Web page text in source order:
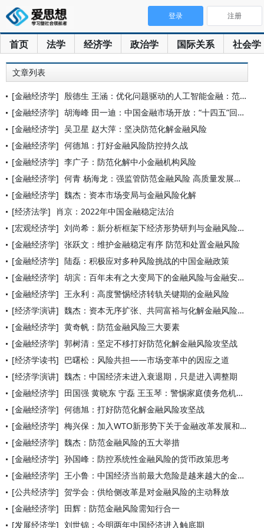
首页 法学 经济学 政治学 国际关系 社会学
登录 注册
文章列表
[金融经济学] 殷德生 王涵：优化问题驱动的人工智能金融：范式革命与技术重构
[金融经济学] 胡海峰 田一迪：中国金融市场开放：“十四五”回顾与“十五五”
[金融经济学] 吴卫星 赵大萍：坚决防范化解金融风险
[金融经济学] 何德旭：打好金融风险防控持久战
[金融经济学] 李广子：防范化解中小金融机构风险
[金融经济学] 何青 杨海龙：强监管防范金融风险 高质量发展资本市场
[金融经济学] 魏杰：资本市场变局与金融风险化解
[经济法学] 肖京：2022年中国金融稳定法治
[宏观经济学] 刘尚希：新分析框架下经济形势研判与金融风险防控
[金融经济学] 张跃文：维护金融稳定有序 防范和处置金融风险
[金融经济学] 陆磊：积极应对多种风险挑战的中国金融政策
[金融经济学] 胡滨：百年未有之大变局下的金融风险与金融安全
[金融经济学] 王永利：高度警惕经济转轨关键期的金融风险
[经济学演讲] 魏杰：资本无序扩张、共同富裕与化解金融风险问题
[金融经济学] 黄奇帆：防范金融风险三大要素
[金融经济学] 郭树清：坚定不移打好防范化解金融风险攻坚战
[经济学读书] 巴曙松：风险共担——市场变革中的因应之道
[经济学演讲] 魏杰：中国经济未进入衰退期，只是进入调整期
[金融经济学] 田国强 黄晓东 宁磊 王玉琴：警惕家庭债务危机及其可能引发的
[金融经济学] 何德旭：打好防范化解金融风险攻坚战
[金融经济学] 梅兴保：加入WTO新形势下关于金融改革发展和防范化解风险的对
[金融经济学] 魏杰：防范金融风险的五大举措
[金融经济学] 孙国峰：防控系统性金融风险的货币政策思考
[金融经济学] 王小鲁：中国经济当前最大危险是越来越大的金融风险
[公共经济学] 贺学会：供给侧改革是对金融风险的主动释放
[金融经济学] 田辉：防范金融风险需知行合一
[发展经济学] 刘世锦：今明两年中国经济进入触底期